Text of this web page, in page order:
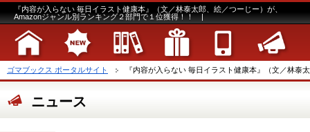
『内容が入らない 毎日イラスト健康本』（文／林泰太郎、絵／つーじー）が、
Amazonジャンル別ランキング２部門で１位獲得！！ |
ゴマブックス ポータルサイト 『内容が入らない 毎日イラスト健康本』（文／林泰
ニュース